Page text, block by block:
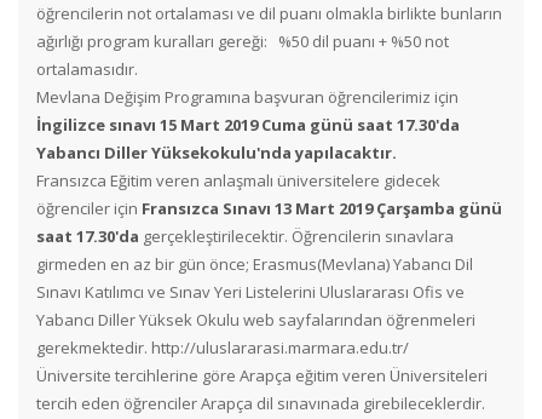
öğrencilerin not ortalaması ve dil puanı olmakla birlikte bunların
ağırlığı program kuralları gereği: %50 dil puanı + %50 not
ortalamasıdır.
Mevlana Değişim Programına başvuran öğrencilerimiz için
İngilizce sınavı 15 Mart 2019 Cuma günü saat 17.30'da
Yabancı Diller Yüksekokulu'nda yapılacaktır.
Fransızca Eğitim veren anlaşmalı üniversitelere gidecek
öğrenciler için Fransızca Sınavı 13 Mart 2019 Çarşamba günü
saat 17.30'da gerçekleştirilecektir. Öğrencilerin sınavlara
girmeden en az bir gün önce; Erasmus(Mevlana) Yabancı Dil
Sınavı Katılımcı ve Sınav Yeri Listelerini Uluslararası Ofis ve
Yabancı Diller Yüksek Okulu web sayfalarından öğrenmeleri
gerekmektedir. http://uluslararasi.marmara.edu.tr/
Üniversite tercihlerine göre Arapça eğitim veren Üniversiteleri
tercih eden öğrenciler Arapça dil sınavınada girebileceklerdir.